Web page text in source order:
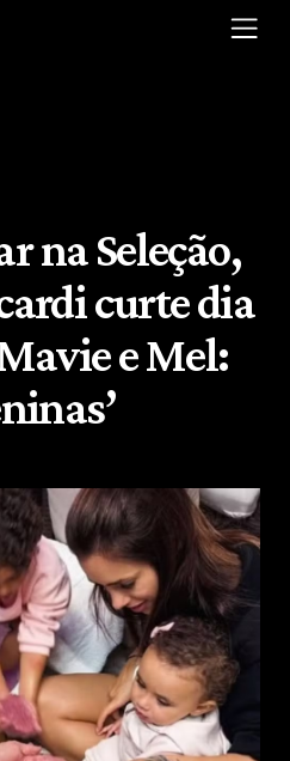
na Seleção,
curte dia
e Mel: